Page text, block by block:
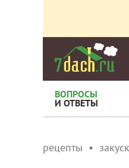
ВОПРОСЫ
И ОТВЕТЫ
рецепты